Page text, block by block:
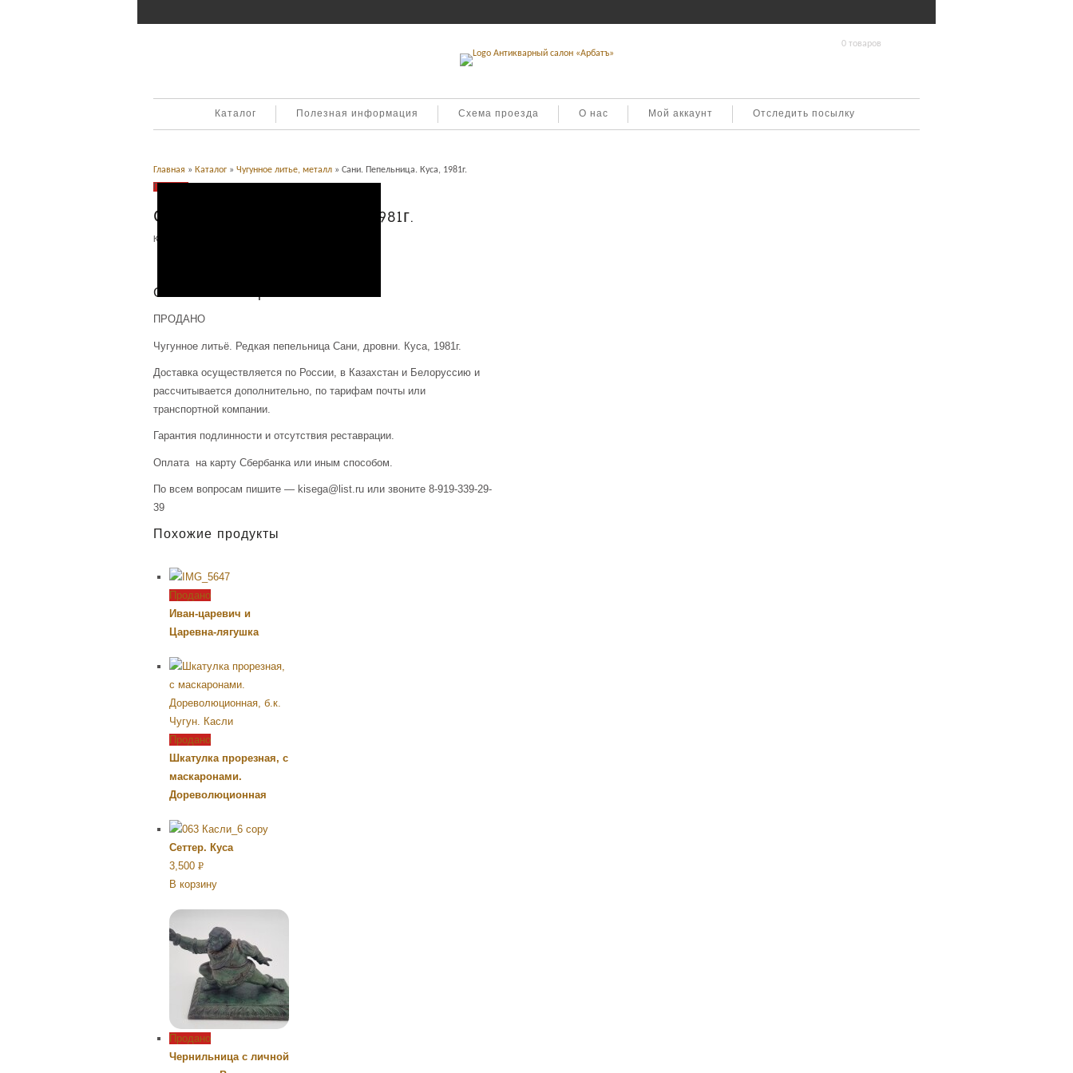
0 товаров
Каталог Полезная информация Схема проезда О нас Мой аккаунт Отследить посылку
Главная » Каталог » Чугунное литье, металл » Сани. Пепельница. Куса, 1981г.
Продано
Сани. Пепельница. Куса, 1981г.
Категория:
Описание товара
ПРОДАНО
Чугунное литьё. Редкая пепельница Сани, дровни. Куса, 1981г.
Доставка осуществляется по России, в Казахстан и Белоруссию и
рассчитывается дополнительно, по тарифам почты или
транспортной компании.
Гарантия подлинности и отсутствия реставрации.
Оплата на карту Сбербанка или иным способом.
По всем вопросам пишите — kisega@list.ru или звоните 8-919-339-29-
39
Похожие продукты
Продано
Иван-царевич и
Царевна-лягушка
Продано
Шкатулка прорезная, с
маскаронами.
Дореволюционная
Сеттер. Куса
3,500 Р
УБ.
В корзину
Продано
Чернильница с личной